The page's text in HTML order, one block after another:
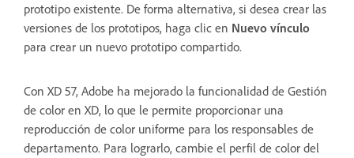
prototipo existente. De forma alternativa, si desea crear las
versiones de los prototipos, haga clic en Nuevo vínculo
para crear un nuevo prototipo compartido.
Con XD 57, Adobe ha mejorado la funcionalidad de Gestión
de color en XD, lo que le permite proporcionar una
reproducción de color uniforme para los responsables de
departamento. Para lograrlo, cambie el perfil de color del